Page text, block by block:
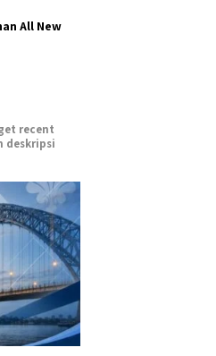
All New
recent
deskripsi